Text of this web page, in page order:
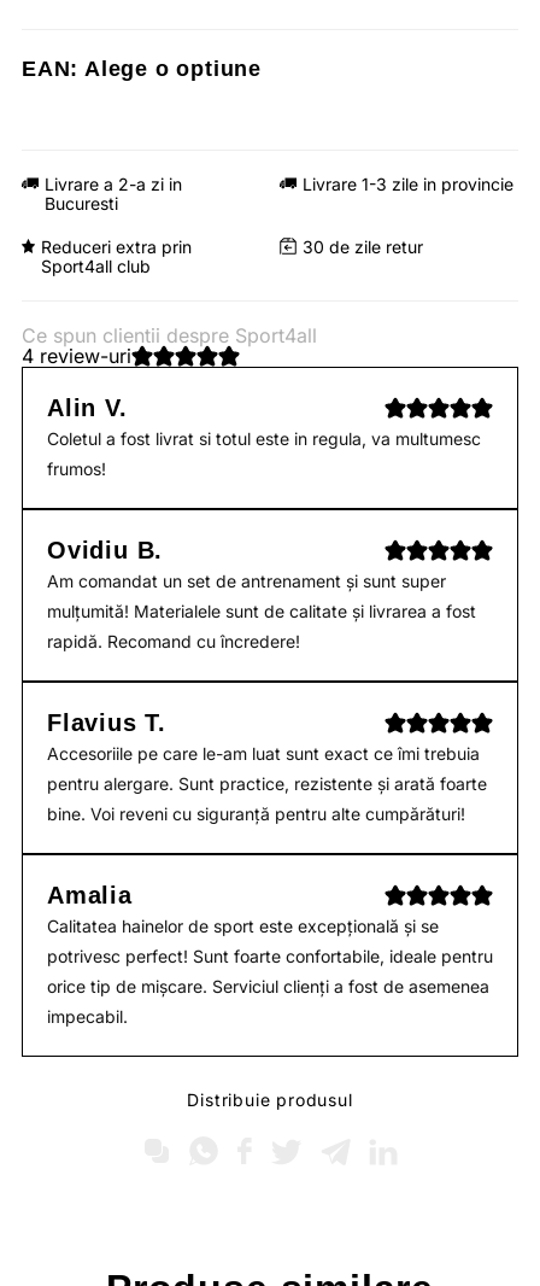
EAN: Alege o optiune
Livrare a 2-a zi in
Bucuresti
Livrare 1-3 zile in provincie
Reduceri extra prin
Sport4all club
30 de zile retur
Ce spun clientii despre Sport4all
4 review-uri
Alin V.
Coletul a fost livrat si totul este in regula, va multumesc
frumos!
Ovidiu B.
Am comandat un set de antrenament și sunt super
mulțumită! Materialele sunt de calitate și livrarea a fost
rapidă. Recomand cu încredere!
Flavius T.
Accesoriile pe care le-am luat sunt exact ce îmi trebuia
pentru alergare. Sunt practice, rezistente și arată foarte
bine. Voi reveni cu siguranță pentru alte cumpărături!
Amalia
Calitatea hainelor de sport este excepțională și se
potrivesc perfect! Sunt foarte confortabile, ideale pentru
orice tip de mișcare. Serviciul clienți a fost de asemenea
impecabil.
Distribuie produsul